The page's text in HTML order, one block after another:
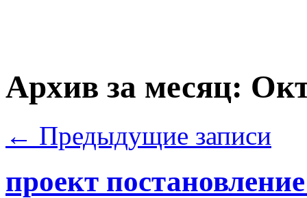
Архив за месяц:
← Предыдущие записи
проект